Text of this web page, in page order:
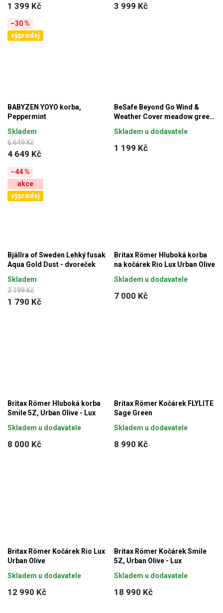
1 399 Kč 3 999 Kč
–30 %
výprodej
BABYZEN YOYO korba,
Peppermint
6 649 Kč
4 649 Kč
Skladem
BeSafe Beyond Go Wind &
Weather Cover meadow green,
1 199 Kč
Skladem u dodavatele
–44 %
akce
výprodej
Bjällra of Sweden Lehký fusak
Aqua Gold Dust - dvoreček
3 199 Kč
1 790 Kč
Skladem
Britax Römer Hluboká korba
na kočárek Rio Lux Urban Olive
7 000 Kč
Skladem u dodavatele
Britax Römer Hluboká korba
Smile 5Z, Urban Olive - Lux
8 000 Kč
Skladem u dodavatele
Britax Römer Kočárek FLYLITE
Sage Green
8 990 Kč
Skladem u dodavatele
Britax Römer Kočárek Rio Lux
Urban Olive
12 990 Kč
Skladem u dodavatele
Britax Römer Kočárek Smile
5Z, Urban Olive - Lux
18 990 Kč
Skladem u dodavatele